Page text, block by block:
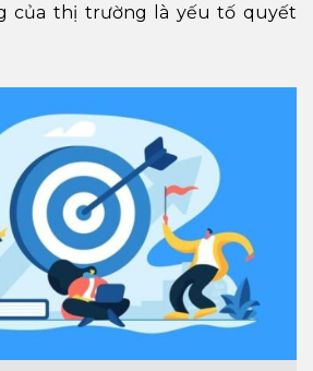
của thị trường là yếu tố quyết